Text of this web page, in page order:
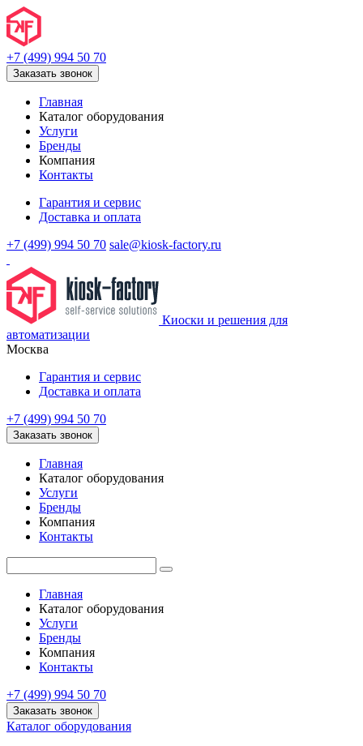
+7 (499) 994 50 70
Заказать звонок
Главная
Каталог оборудования
Услуги
Бренды
Компания
Контакты
Гарантия и сервис
Доставка и оплата
+7 (499) 994 50 70 sale@kiosk-factory.ru
Киоски и решения для
автоматизации
Москва
Гарантия и сервис
Доставка и оплата
+7 (499) 994 50 70
Заказать звонок
Главная
Каталог оборудования
Услуги
Бренды
Компания
Контакты
Главная
Каталог оборудования
Услуги
Бренды
Компания
Контакты
+7 (499) 994 50 70
Заказать звонок
Каталог оборудования